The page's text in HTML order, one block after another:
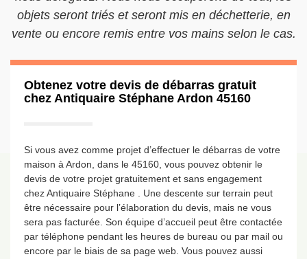
objets seront triés et seront mis en déchetterie, en
vente ou encore remis entre vos mains selon le cas.
Obtenez votre devis de débarras gratuit
chez Antiquaire Stéphane Ardon 45160
Si vous avez comme projet d’effectuer le débarras de votre
maison à Ardon, dans le 45160, vous pouvez obtenir le
devis de votre projet gratuitement et sans engagement
chez Antiquaire Stéphane . Une descente sur terrain peut
être nécessaire pour l’élaboration du devis, mais ne vous
sera pas facturée. Son équipe d’accueil peut être contactée
par téléphone pendant les heures de bureau ou par mail ou
encore par le biais de sa page web. Vous pouvez aussi